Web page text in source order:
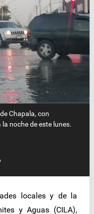
Chapala, con
noche de este lunes.
locales y de la
y Aguas (CILA),